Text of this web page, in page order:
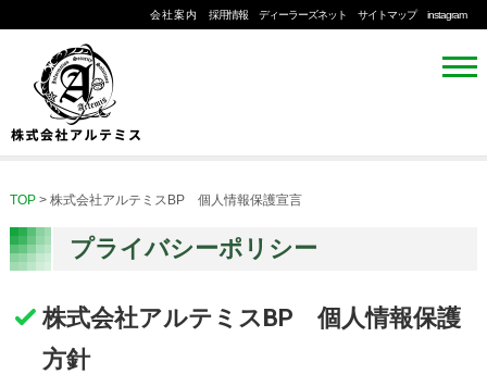
会社案内 採用情報 ディーラーズネット サイトマップ instagram
TOP> 株式会社アルテミスBP 個人情報保護宣言
プライバシーポリシー
株式会社アルテミスBP 個人情報保護
方針